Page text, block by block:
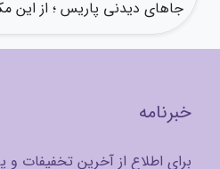
جاهای دیدنی پاریس ؛ از این
خبرنامه
برای اطلاع از آخرین تخفیفات